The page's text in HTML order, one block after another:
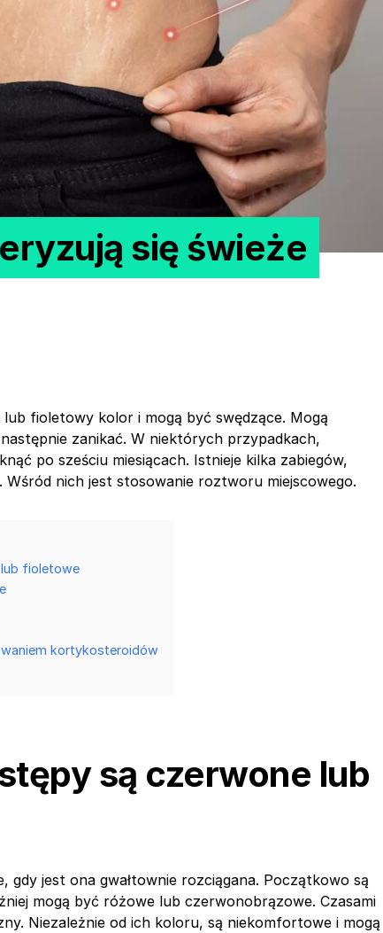
się świeże
fioletowy kolor i mogą być swędzące. Mogą
zanikać. W niektórych przypadkach,
po sześciu miesiącach. Istnieje kilka zabiegów,
nich jest stosowanie roztworu miejscowego.
fioletowe
kortykosteroidów
są czerwone lub
gdy jest ona gwałtownie rozciągana. Początkowo są
mogą być różowe lub czerwonobrązowe. Czasami
Niezależnie od ich koloru, są niekomfortowe i mogą